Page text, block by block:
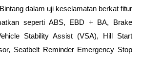
dalam uji keselamatan berkat fitur
seperti ABS, EBD + BA, Brake
Stability Assist (VSA), Hill Start
Seatbelt Reminder Emergency Stop